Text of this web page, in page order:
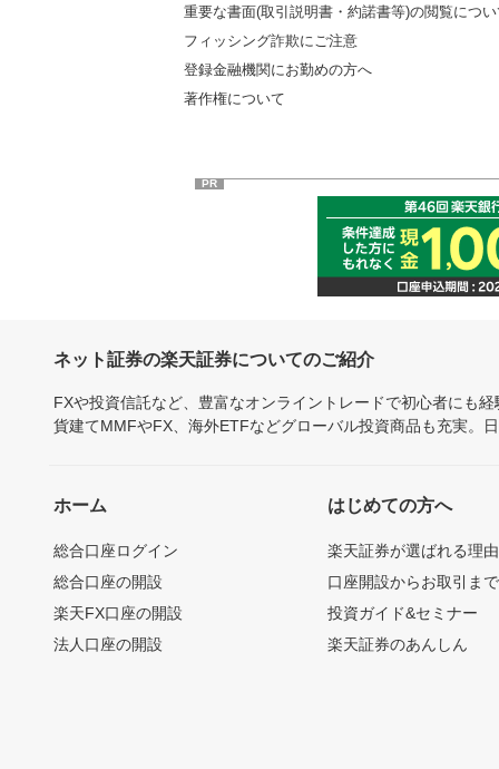
重要な書面(取引説明書・約諾書等)の閲覧につ
フィッシング詐欺にご注意
登録金融機関にお勤めの方へ
著作権について
PR
ネット証券の楽天証券についてのご紹介
FXや投資信託など、豊富なオンライントレードで初心者にも
貨建てMMFやFX、海外ETFなどグローバル投資商品も充実。
ホーム
総合口座ログイン
総合口座の開設
楽天FX口座の開設
法人口座の開設
はじめての方へ
楽天証券が選ばれる理由
口座開設からお取引ま
投資ガイド&セミナー
楽天証券のあんしん